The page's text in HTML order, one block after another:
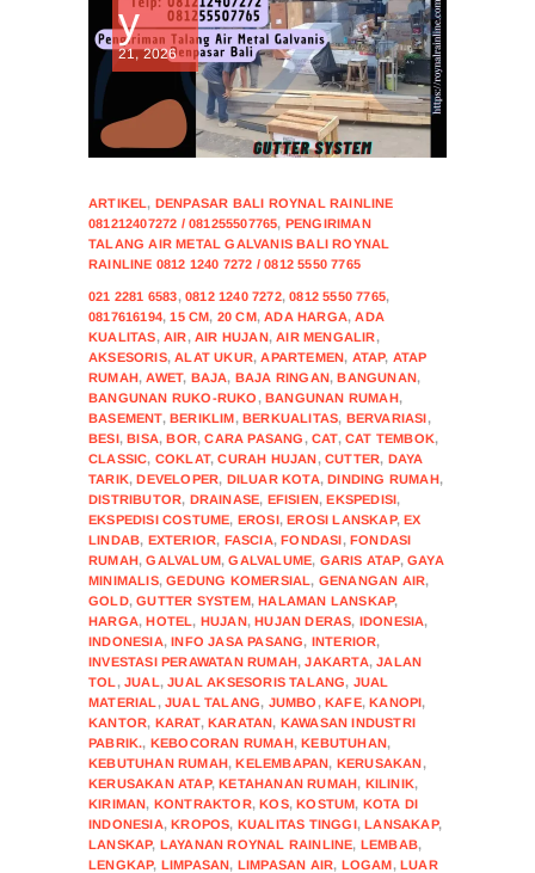
y
21, 2026
ARTIKEL, DENPASAR BALI ROYNAL RAINLINE
081212407272 / 081255507765, PENGIRIMAN
TALANG AIR METAL GALVANIS BALI ROYNAL
RAINLINE 0812 1240 7272 / 0812 5550 7765
021 2281 6583,0812 1240 7272,0812 5550 7765,
0817616194,15 CM, 20 CM,ADA HARGA,ADA
KUALITAS,AIR,AIR HUJAN,AIR MENGALIR,
AKSESORIS,ALAT UKUR,APARTEMEN, ATAP, ATAP
RUMAH,AWET, BAJA, BAJA RINGAN,BANGUNAN,
BANGUNAN RUKO-RUKO ,BANGUNAN RUMAH,
BASEMENT,BERIKLIM,BERKUALITAS, BERVARIASI,
BESI,BISA,BOR,CARA PASANG ,CAT,CAT TEMBOK,
CLASSIC, COKLAT,CURAH HUJAN,CUTTER, DAYA
TARIK,DEVELOPER, DILUAR KOTA,DINDING RUMAH,
DISTRIBUTOR, DRAINASE, EFISIEN,EKSPEDISI,
EKSPEDISI COSTUME, EROSI,EROSI LANSKAP,EX
LINDAB, EXTERIOR, FASCIA,FONDASI,FONDASI
RUMAH,GALVALUM,GALVALUME, GARIS ATAP,GAYA
MINIMALIS,GEDUNG KOMERSIAL, GENANGAN AIR,
GOLD,GUTTER SYSTEM,HALAMAN LANSKAP,
HARGA,HOTEL, HUJAN,HUJAN DERAS, IDONESIA,
INDONESIA,INFO JASA PASANG, INTERIOR,
INVESTASI PERAWATAN RUMAH,JAKARTA,JALAN
TOL ,JUAL,JUAL AKSESORIS TALANG, JUAL
MATERIAL ,JUAL TALANG, JUMBO ,KAFE,KANOPI,
KANTOR, KARAT,KARATAN, KAWASAN INDUSTRI
PABRIK., KEBOCORAN RUMAH,KEBUTUHAN,
KEBUTUHAN RUMAH,KELEMBAPAN, KERUSAKAN,
KERUSAKAN ATAP,KETAHANAN RUMAH, KILINIK,
KIRIMAN, KONTRAKTOR,KOS,KOSTUM, KOTA DI
INDONESIA,KROPOS, KUALITAS TINGGI,LANSAKAP,
LANSKAP, LAYANAN ROYNAL RAINLINE, LEMBAB,
LENGKAP, LIMPASAN, LIMPASAN AIR, LOGAM,LUAR